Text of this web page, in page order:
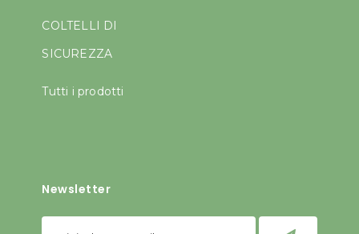
COLTELLI DI
SICUREZZA
Tutti i prodotti
Newsletter